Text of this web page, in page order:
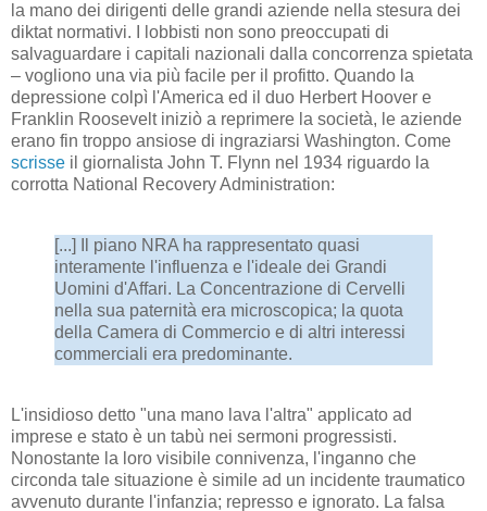
la mano dei dirigenti delle grandi aziende nella stesura dei
diktat normativi. I lobbisti non sono preoccupati di
salvaguardare i capitali nazionali dalla concorrenza spietata
– vogliono una via più facile per il profitto. Quando la
depressione colpì l'America ed il duo Herbert Hoover e
Franklin Roosevelt iniziò a reprimere la società, le aziende
erano fin troppo ansiose di ingraziarsi Washington. Come
scrisse il giornalista John T. Flynn nel 1934 riguardo la
corrotta National Recovery Administration:
[...] Il piano NRA ha rappresentato quasi
interamente l'influenza e l'ideale dei Grandi
Uomini d'Affari. La Concentrazione di Cervelli
nella sua paternità era microscopica; la quota
della Camera di Commercio e di altri interessi
commerciali era predominante.
L'insidioso detto "una mano lava l'altra" applicato ad
imprese e stato è un tabù nei sermoni progressisti.
Nonostante la loro visibile connivenza, l'inganno che
circonda tale situazione è simile ad un incidente traumatico
avvenuto durante l'infanzia; represso e ignorato. La falsa